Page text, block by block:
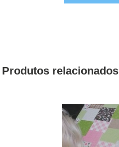
Produtos relacionados